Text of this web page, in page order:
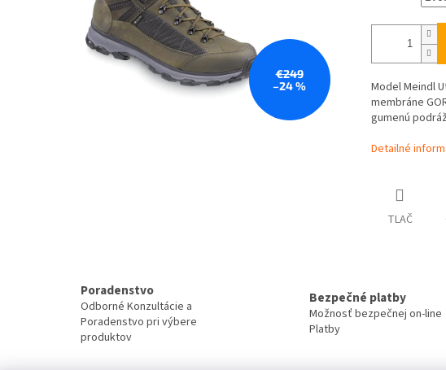
€249
–24 %
Model Meindl
membráne
gumenú
Detailné
TLAČ
Poradenstvo
Odborné Konzultácie a
Poradenstvo pri výbere
produktov
Bezpečné platby
Možnosť bezpečnej on-line
Platby